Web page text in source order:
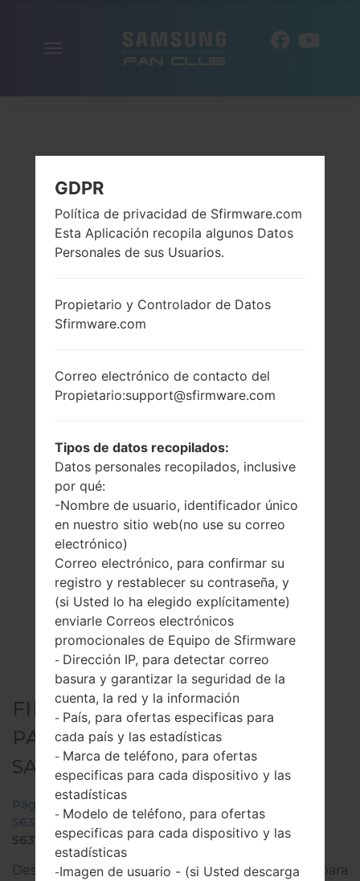
FIRMWARE OFICIAL #6489
PARA GT-S6312 -
SAMSUNGGALAXY Y DUOS
Página principal → Galaxy Y Duos →
S6312
→GT-
S6312_INU_1_20131220104610_37gq8keyp2.zip
Descargue la última actualización de firmware para
GDPR
Política de privacidad de Sfirmware.com
Esta Aplicación recopila algunos Datos
Personales de sus Usuarios.
Propietario y Controlador de Datos
Sfirmware.com
Correo electrónico de contacto del
Propietario:support@sfirmware.com
Tipos de datos recopilados:
Datos personales recopilados, inclusive
por qué:
-Nombre de usuario, identificador único
en nuestro sitio web(no use su correo
electrónico)
Correo electrónico, para confirmar su
registro y restablecer su contraseña, y
(si Usted lo ha elegido explícitamente)
enviarle Correos electrónicos
promocionales de Equipo de Sfirmware
- Dirección IP, para detectar correo
basura y garantizar la seguridad de la
cuenta, la red y la información
- País, para ofertas especificas para
cada país y las estadísticas
- Marca de teléfono, para ofertas
especificas para cada dispositivo y las
estadísticas
- Modelo de teléfono, para ofertas
especificas para cada dispositivo y las
estadísticas
-Imagen de usuario - (si Usted descarga